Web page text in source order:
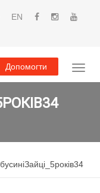
EN
Допомогти